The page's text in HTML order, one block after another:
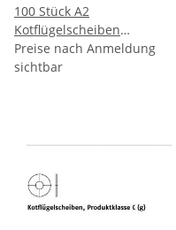
100 Stück A2
Kotflügelscheiben
Produktklasse C (g)
8,4x20x1,5 mm
Preise nach Anmeldung
sichtbar